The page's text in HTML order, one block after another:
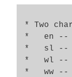
* Two
*   en --
*   sl --
*   wl --
*   ww --